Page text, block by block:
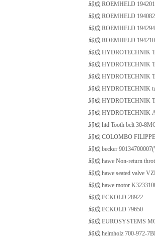
邱成 ROEMHELD
邱成 ROEMHELD
邱成 ROEMHELD
邱成 ROEMHELD
邱成 HYDROTECHNIK
邱成 HYDROTECHNIK
邱成 HYDROTECHNIK
邱成 HYDROTECHNIK
邱成 HYDROTECHNIK
邱成 HYDROTECHNIK
邱成 htd Tooth belt 30-
邱成 COLOMBO
邱成 becker
邱成 hawe Non-return
邱成 hawe seated valve
邱成 hawe motor
邱成 ECKOLD 28922
邱成 ECKOLD 79650
邱成 EUROSYSTEMS
邱成 helmholz 700-972-